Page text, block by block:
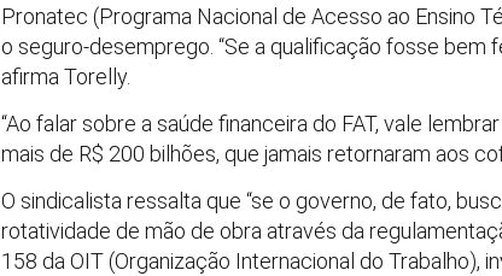
Pronatec (Programa Nacional de Acesso ao Ensino
o seguro-desemprego. “Se a qualificação fosse bem
afirma Torelly.
“Ao falar sobre a saúde financeira do FAT, vale
mais de R$ 200 bilhões, que jamais retornaram aos
O sindicalista ressalta que “se o governo, de fato,
rotatividade de mão de obra através da
158 da OIT (Organização Internacional do Trabalho),